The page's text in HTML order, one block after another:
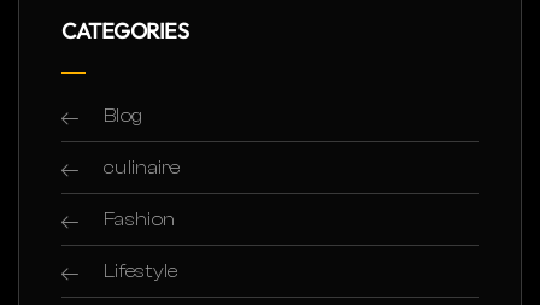
CATEGORIES
Blog
culinaire
Fashion
Lifestyle